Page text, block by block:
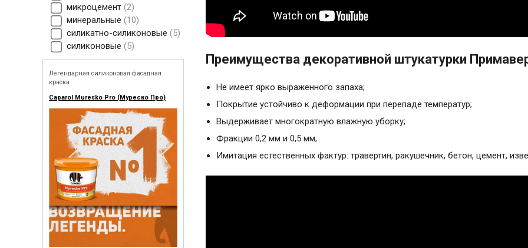
микроцемент 2
минеральные
10
силикатно-силиконовые
5
силиконовые
5
Легендарная силиконовая фасадная
краска
Caparol Muresko Pro (Муреско Про)
Преимущества декоративной штукатурки
Не имеет ярко выраженного запаха;
Покрытие устойчиво к деформации при перепаде температур;
Выдерживает многократную влажную уборку;
Фракции 0,2 мм и 0,5 мм;
Имитация естественных фактур: травертин, ракушечник, бетон, цемент,